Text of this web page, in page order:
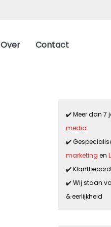
Over Contact
✔️ Meer dan 7
media
✔️
marketing en
✔️
✔️ Wij staan
& eerlijkheid